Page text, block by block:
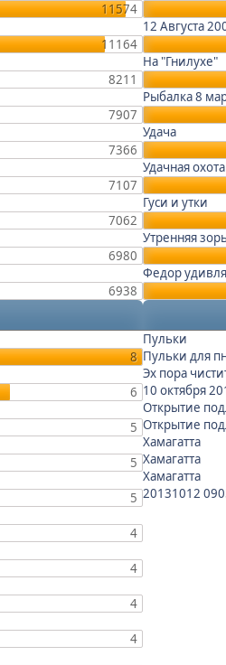
11574
11164
8211
7907
7366
7107
7062
6980
6938
12 Августа
На "Гнилухе"
Рыбалка 8
Удача
Удачная охота
Гуси и утки
Утренняя
Федор
8
6
5
5
5
4
4
4
4
Пульки
Пульки для
Эх пора
10 октября
Открытие
Открытие
Хамагатта
Хамагатта
Хамагатта
20131012